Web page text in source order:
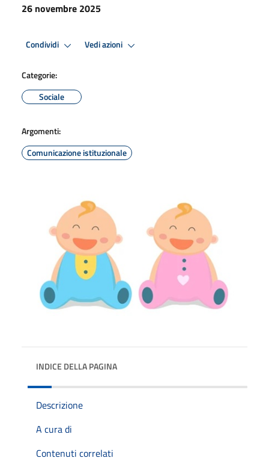
26 novembre 2025
Condividi Vedi azioni
Categorie:
Sociale
Argomenti:
Comunicazione istituzionale
INDICE DELLA PAGINA
Descrizione
A cura di
Contenuti correlati